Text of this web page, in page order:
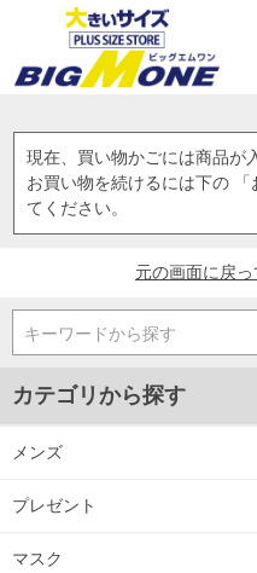
現在、買い物かごには商品が
お買い物を続けるには下の
てください。
元の画面に戻
キーワードから探す
カテゴリから探す
メンズ
プレゼント
マスク